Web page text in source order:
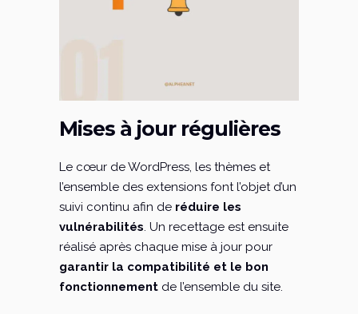
Mises à jour régulières
Le cœur de WordPress, les thèmes et
l’ensemble des extensions font l’objet d’un
suivi continu afin de réduire les
vulnérabilités. Un recettage est ensuite
réalisé après chaque mise à jour pour
garantir la compatibilité et le bon
fonctionnement de l’ensemble du site.